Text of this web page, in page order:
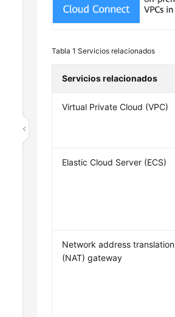
Tabla 1Servicios relacionados
Servicios relacionados
Virtual Private Cloud (VPC)
Elastic Cloud Server (ECS)
Network address translation
(NAT) gateway